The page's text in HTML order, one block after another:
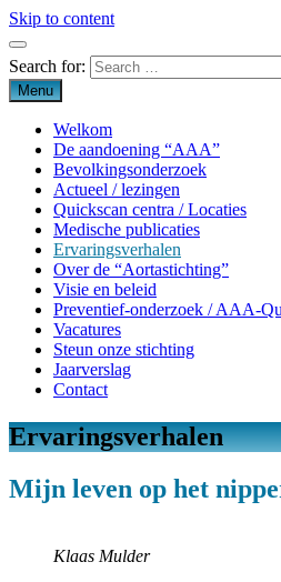
Skip to content
Search for:
Menu
Welkom
De aandoening “AAA”
Bevolkingsonderzoek
Actueel / lezingen
Quickscan centra / Locaties
Medische publicaties
Ervaringsverhalen
Over de “Aortastichting”
Visie en beleid
Preventief-onderzoek / AAA-
Vacatures
Steun onze stichting
Jaarverslag
Contact
Aortastichting
Ervaringsverhalen
Mijn leven op het
Klaas Mulder